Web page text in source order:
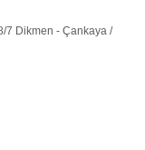
7 Dikmen - Çankaya /